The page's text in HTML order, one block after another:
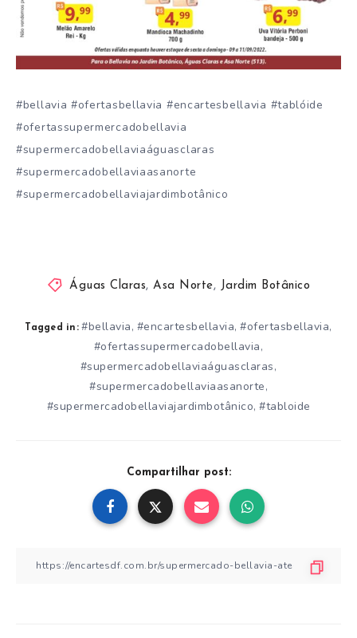
#bellavia #ofertasbellavia #encartesbellavia #tablóide
#ofertassupermercadobellavia
#supermercadobellaviaáguasclaras
#supermercadobellaviaasanorte
#supermercadobellaviajardimbotânico
Águas Claras,Asa Norte, Jardim Botânico
Tagged in: #bellavia, #encartesbellavia,#ofertasbellavia,
#ofertassupermercadobellavia,
#supermercadobellaviaáguasclaras,
#supermercadobellaviaasanorte,
#supermercadobellaviajardimbotânico, #tabloide
Compartilhar post: